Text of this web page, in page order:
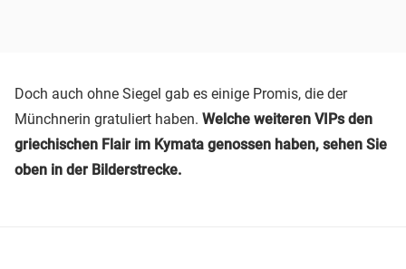
Doch auch ohne Siegel gab es einige Promis, die der
Münchnerin gratuliert haben. Welche weiteren VIPs den
griechischen Flair im Kymata genossen haben, sehen Sie
oben in der Bilderstrecke.